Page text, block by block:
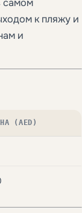
к пляжу и
и
(AED)